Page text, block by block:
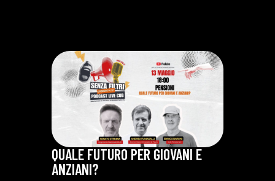
QUALE FUTURO PER GIOVANI E
ANZIANI?